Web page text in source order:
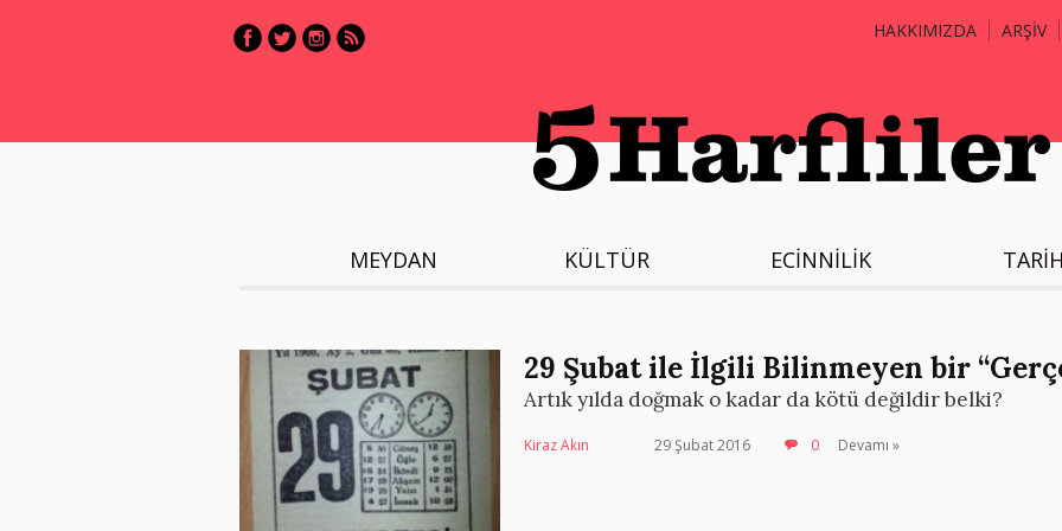
HAKKIMIZDA ARŞİV
MEYDAN KÜLTÜR ECİNNİLİK
29 Şubat ile İlgili Bilinmeyen bir
Artık yılda doğmak o kadar da kötü değildir belki?
Kiraz Akın 29 Şubat 2016 0 Devamı »